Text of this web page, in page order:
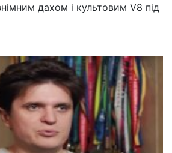
дахом і культовим V8 під